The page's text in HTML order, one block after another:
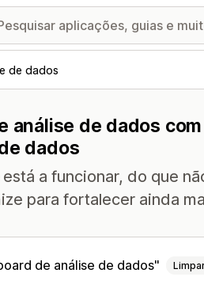
de dados
análise de dados
dados
a funcionar, do que
para fortalecer ainda
de análise de dados